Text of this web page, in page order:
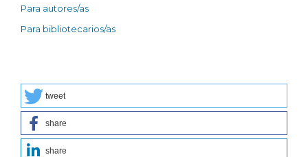
Para autores/as
Para bibliotecarios/as
tweet
share
share